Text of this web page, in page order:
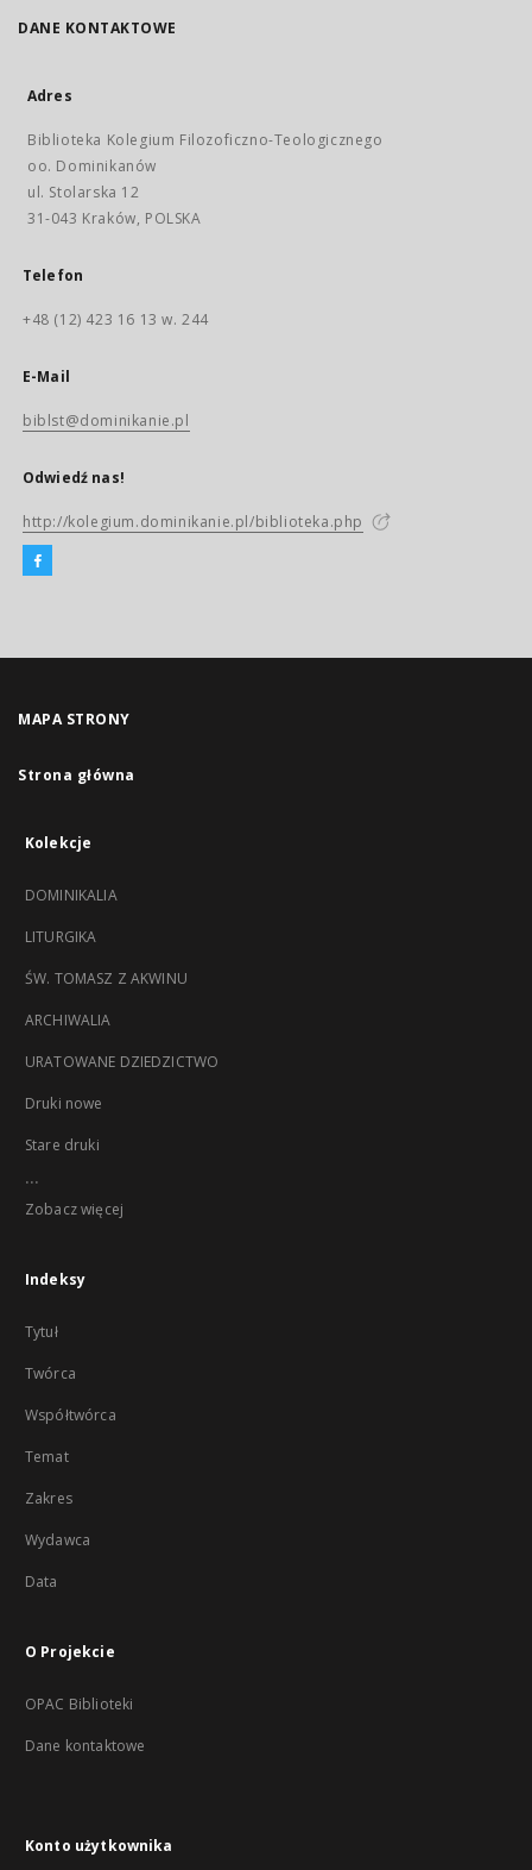
DANE KONTAKTOWE
Adres
Biblioteka Kolegium Filozoficzno-Teologicznego
oo. Dominikanów
ul. Stolarska 12
31-043 Kraków, POLSKA
Telefon
+48 (12) 423 16 13 w. 244
E-Mail
biblst@dominikanie.pl
Odwiedź nas!
http://kolegium.dominikanie.pl/biblioteka.php
MAPA STRONY
Strona główna
Kolekcje
DOMINIKALIA
LITURGIKA
ŚW. TOMASZ Z AKWINU
ARCHIWALIA
URATOWANE DZIEDZICTWO
Druki nowe
Stare druki
...
Zobacz więcej
Indeksy
Tytuł
Twórca
Współtwórca
Temat
Zakres
Wydawca
Data
O Projekcie
OPAC Biblioteki
Dane kontaktowe
Konto użytkownika